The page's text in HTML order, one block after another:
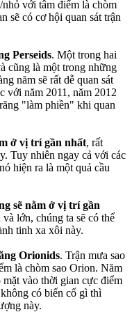
với tâm điểm là chòm
sẽ có cơ hội quan sát trận
Perseids. Một trong hai
cũng là một trong những
năm sẽ rất dễ quan sát
với năm 2011, năm 2012
"làm phiền" khi quan
ở vị trí gần nhất, rất
Tuy nhiên ngay cả với các
hiện ra là một quả cầu
sẽ nằm ở vị trí gần
lớn, chúng ta sẽ có thể
tinh xa xôi này.
Orionids. Trận mưa sao
là chòm sao Orion. Năm
vào thời gian cực điểm
có biến cố gì thì
này.